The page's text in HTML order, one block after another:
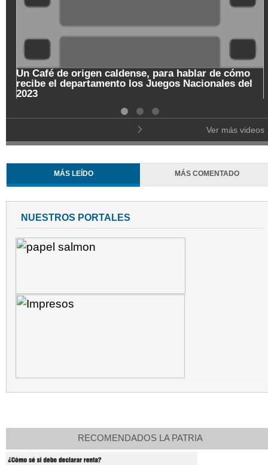
Un Café de origen caldense, para hablar de cómo
recibe el departamento los Juegos Nacionales del
2023
Ver más videos
MÁS LEÍDO MÁS COMENTADO
NUESTROS PORTALES
RECOMENDADOS LA PATRIA